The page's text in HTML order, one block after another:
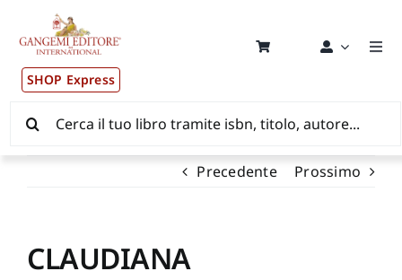
contenuto
SHOP Express
Pubblicazioni
News ed Eventi
CONSIP / MEPA / ANVUR / CINECA
per:
Precedente Prossimo
CLAUDIANA